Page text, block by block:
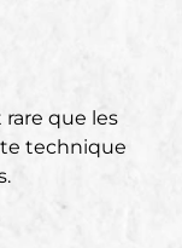
que les
technique